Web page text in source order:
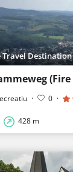
Travel Destination
· 0 ·
428 m